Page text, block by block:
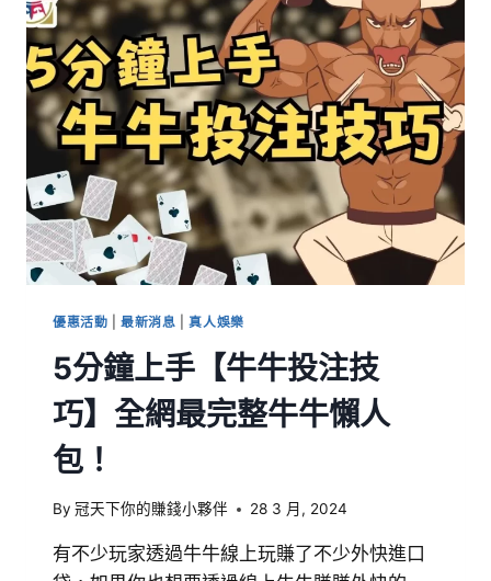
優惠活動 |最新消息 |真人娛樂
5分鐘上手【牛牛投注技
巧】全網最完整牛牛懶人
包！
By 冠天下你的賺錢小夥伴 28 3 月, 2024
有不少玩家透過牛牛線上玩賺了不少外快進口